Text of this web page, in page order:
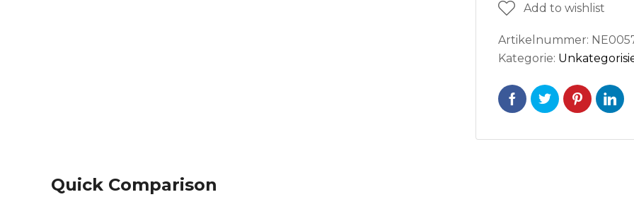
Add to wishlist
Artikelnummer:
Kategorie:
Quick Comparison